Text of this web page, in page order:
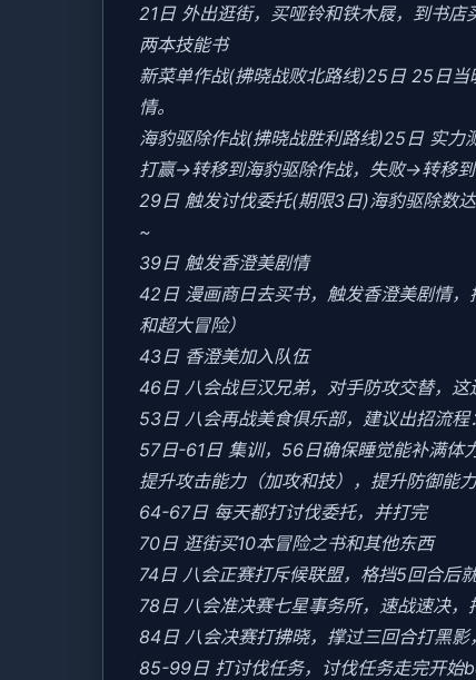
21日 外出逛街，买哑铃和铁木屐，到书
两本技能书
新菜单作战(拂晓战败北路线)25日 25日当
情。
海豹驱除作战(拂晓战胜利路线)25日 实力
打赢→转移到海豹驱除作战，失败→转移
29日 触发讨伐委托(期限3日)海豹驱除数
~
39日 触发香澄美剧情
42日 漫画商日去买书，触发香澄美剧情
和超大冒险）
43日 香澄美加入队伍
46日 八会战巨汉兄弟，对手防攻交替，这
53日 八会再战美食俱乐部，建议出招流
57日-61日 集训，56日确保睡觉能补满体
提升攻击能力（加攻和技），提升防御能
64-67日 每天都打讨伐委托，并打完
70日 逛街买10本冒险之书和其他东西
74日 八会正赛打斥候联盟，格挡5回合后
78日 八会准决赛七星事务所，速战速决
84日 八会决赛打拂晓，撑过三回合打黑影
85-99日 打讨伐任务，讨伐任务走完开始